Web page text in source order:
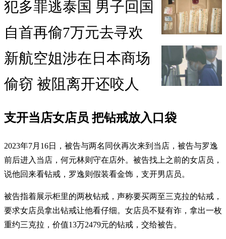
犯多罪逃泰国 男子回国
自首再偷7万元去寻欢
新航空姐涉在日本商场
偷窃 被阻离开还咬人
支开当店女店员 把钻戒放入口袋
2023年7月16日，被告与两名同伙再次来到当店，被告与罗逸
前后进入当店，何元林则守在店外。被告找上之前的女店员，
说他回来看钻戒，罗逸则假装看金饰，支开男店员。
被告指着展示柜里的两枚钻戒，声称要买两至三克拉的钻戒，
要求女店员拿出钻戒让他看仔细。女店员不疑有诈，拿出一枚
重约三克拉，价值13万2479元的钻戒，交给被告。